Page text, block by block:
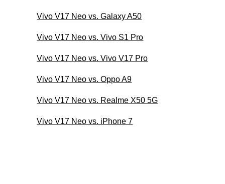
Vivo V17 Neo vs. Galaxy A50
Vivo V17 Neo vs. Vivo S1 Pro
Vivo V17 Neo vs. Vivo V17 Pro
Vivo V17 Neo vs. Oppo A9
Vivo V17 Neo vs. Realme X50 5G
Vivo V17 Neo vs. iPhone 7